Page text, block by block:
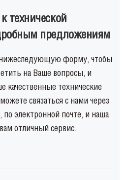
технической
предложениям
нижеследующую форму, чтобы
на Ваше вопросы, и
качественные технические
связаться с нами через
электронной почте, и наша
отличный сервис.